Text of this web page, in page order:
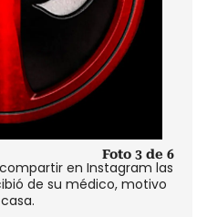
en Instagram las
de su médico, motivo
Foto 3 de 6